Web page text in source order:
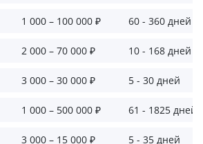
1 000 – 100 000 ₽ 60 - 360 дней
2 000 – 70 000 ₽ 10 - 168 дней
3 000 – 30 000 ₽ 5 - 30 дней
1 000 – 500 000 ₽ 61 - 1825 дней
3 000 – 15 000 ₽ 5 - 35 дней